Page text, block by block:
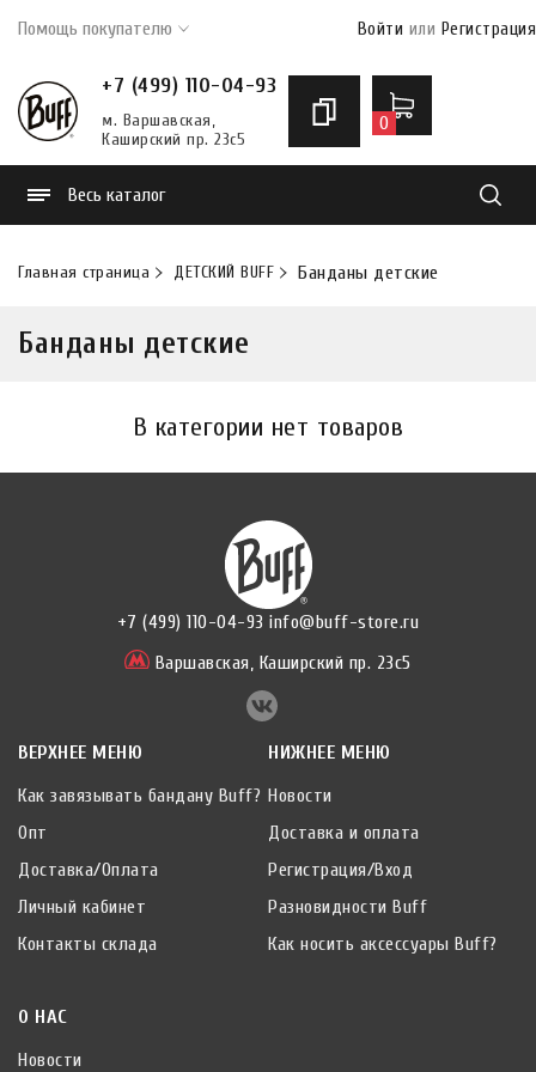
Помощь покупателю Войти или Регистрация
+7 (499) 110-04-93
м. Варшавская,
Каширский пр. 23с5
0
Весь каталог
Главная страница ДЕТСКИЙ BUFF Банданы детские
Банданы детские
В категории нет товаров
+7 (499) 110-04-93 info@buff-store.ru
Варшавская, Каширский пр. 23с5
ВЕРХНЕЕ МЕНЮ
Как завязывать бандану Buff?
Опт
Доставка/Оплата
Личный кабинет
Контакты склада
НИЖНЕЕ МЕНЮ
Новости
Доставка и оплата
Регистрация/Вход
Разновидности Buff
Как носить аксессуары Buff?
О НАС
Новости